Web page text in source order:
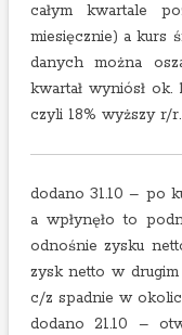
całym kwartale
miesięcznie) a kurs
danych można
kwartał wyniósł
czyli 18% wyższy r/r.
dodano 31.10 – po
a wpłynęło to
odnośnie zysku
zysk netto w
c/z spadnie w
dodano 21.10 –